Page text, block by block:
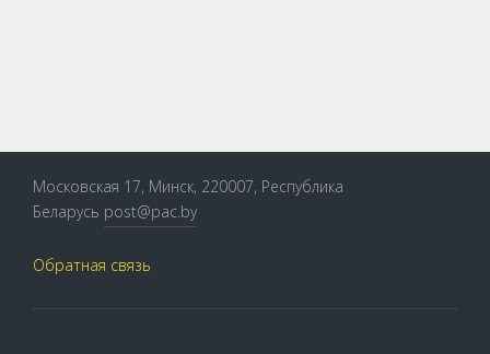
Московская 17, Минск, 220007, Республика
Беларусь post@pac.by
Обратная связь